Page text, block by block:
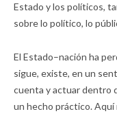
Estado y los políticos,
sobre lo político, lo
El Estado–nación ha
sigue, existe, en un
cuenta y actuar dentro
un hecho práctico. Aquí